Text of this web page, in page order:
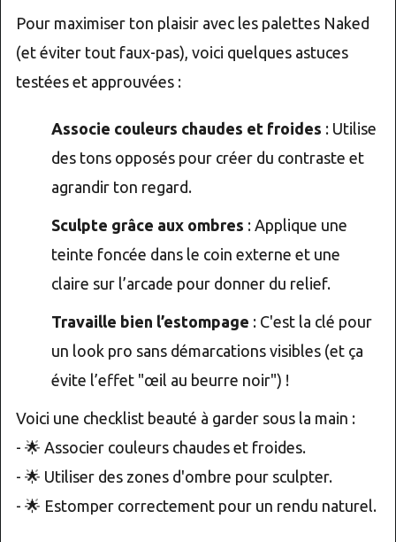
Pour maximiser ton plaisir avec les palettes Naked
(et éviter tout faux-pas), voici quelques astuces
testées et approuvées :
Associe couleurs chaudes et froides : Utilise
des tons opposés pour créer du contraste et
agrandir ton regard.
Sculpte grâce aux ombres : Applique une
teinte foncée dans le coin externe et une
claire sur l’arcade pour donner du relief.
Travaille bien l’estompage : C'est la clé pour
un look pro sans démarcations visibles (et ça
évite l’effet "œil au beurre noir") !
Voici une checklist beauté à garder sous la main :
- 🌟 Associer couleurs chaudes et froides.
- 🌟 Utiliser des zones d'ombre pour sculpter.
- 🌟 Estomper correctement pour un rendu naturel.